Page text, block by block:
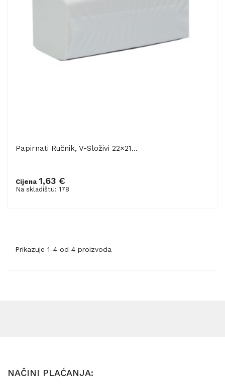
Papirnati Ručnik, V-Složivi 22×21...
Cijena 1,63 €
Na skladištu: 178
Dodaj u košaricu
Prikazuje 1-4 od 4 proizvoda
NAČINI PLAĆANJA: